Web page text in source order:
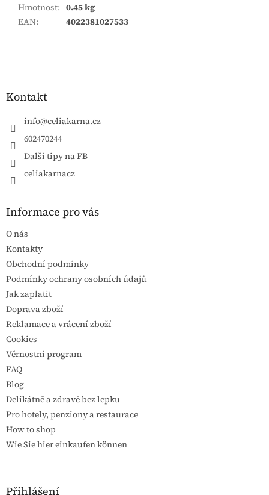
Hmotnost: 0.45 kg
EAN: 4022381027533
Zápatí
Kontakt
info@celiakarna.cz
602470244
Další tipy na FB
celiakarnacz
Informace pro vás
O nás
Kontakty
Obchodní podmínky
Podmínky ochrany osobních údajů
Jak zaplatit
Doprava zboží
Reklamace a vrácení zboží
Cookies
Věrnostní program
FAQ
Blog
Delikátně a zdravě bez lepku
Pro hotely, penziony a restaurace
How to shop
Wie Sie hier einkaufen können
Přihlášení